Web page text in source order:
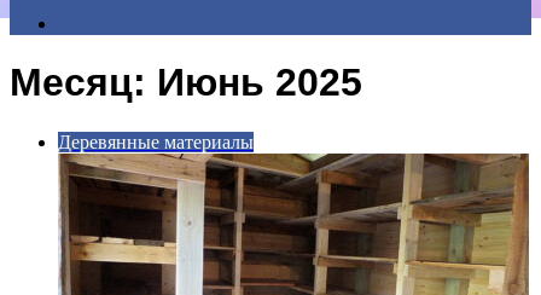
Месяц: Июнь 2025
Деревянные материалы